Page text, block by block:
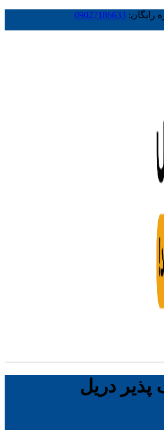
رایگان: 09027186633
پذیر دریل